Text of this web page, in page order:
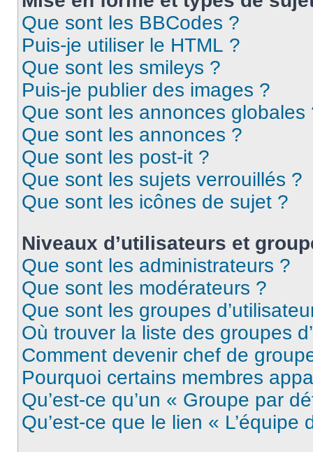
Que sont les BBCodes ?
Puis-je utiliser le HTML ?
Que sont les smileys ?
Puis-je publier des images ?
Que sont les annonces globales
Que sont les annonces ?
Que sont les post-it ?
Que sont les sujets verrouillés ?
Que sont les icônes de sujet ?
Niveaux d’utilisateurs et
Que sont les administrateurs ?
Que sont les modérateurs ?
Que sont les groupes
Où trouver la liste des groupes
Comment devenir chef de
Pourquoi certains membres
Qu’est-ce qu’un « Groupe par
Qu’est-ce que le lien « L’équipe